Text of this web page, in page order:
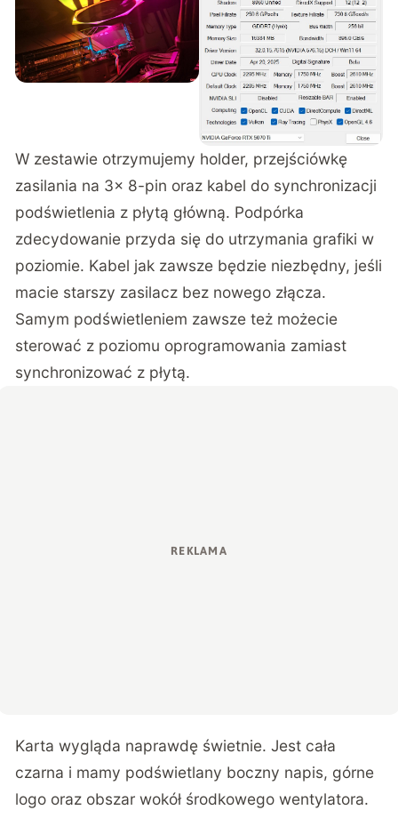
W zestawie otrzymujemy holder, przejściówkę
zasilania na 3x 8-pin oraz kabel do synchronizacji
podświetlenia z płytą główną. Podpórka
zdecydowanie przyda się do utrzymania grafiki w
poziomie. Kabel jak zawsze będzie niezbędny, jeśli
macie starszy zasilacz bez nowego złącza.
Samym podświetleniem zawsze też możecie
sterować z poziomu oprogramowania zamiast
synchronizować z płytą.
Karta wygląda naprawdę świetnie. Jest cała
czarna i mamy podświetlany boczny napis, górne
logo oraz obszar wokół środkowego wentylatora.